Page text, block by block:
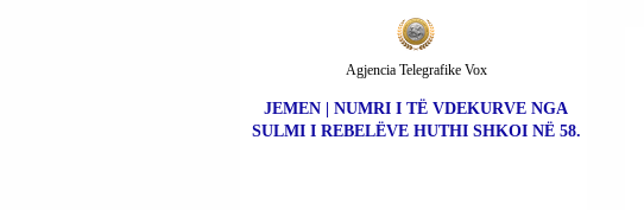
JEMEN | NUMRI I TË VDEKURVE NGA
SULMI I REBELËVE HUTHI SHKOI NË 58.
Agjencia Telegrafike Vox